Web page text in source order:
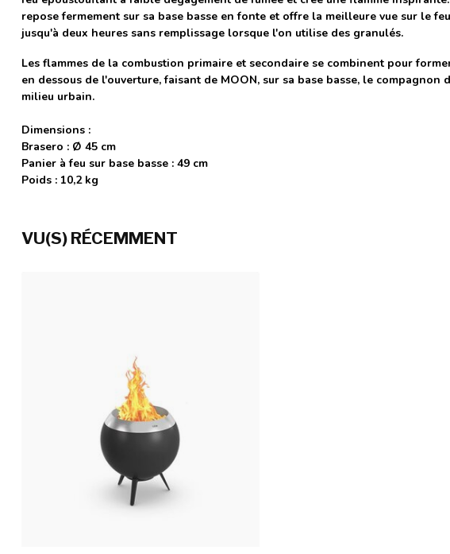
repose fermement sur sa base basse en fonte et offre la meilleure vue sur le
jusqu'à deux heures sans remplissage lorsque l'on utilise des granulés.
Les flammes de la combustion primaire et secondaire se combinent pour
en dessous de l'ouverture, faisant de MOON, sur sa base basse, le compagnon
milieu urbain.
Dimensions :
Brasero : Ø 45 cm
Panier à feu sur base basse : 49 cm
Poids : 10,2 kg
VU(S) RÉCEMMENT